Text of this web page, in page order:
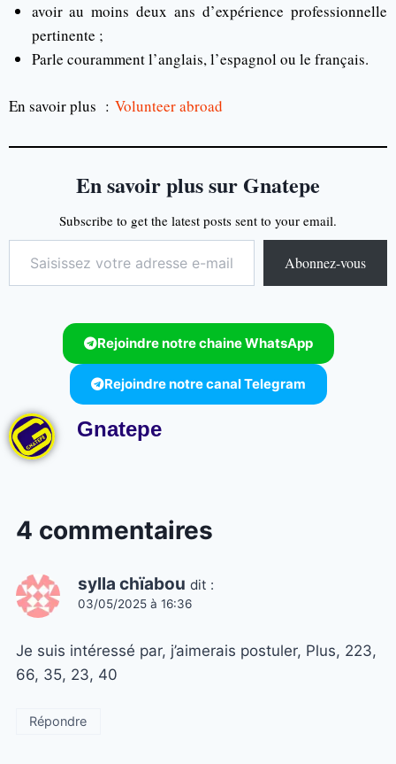
avoir au moins deux ans d’expérience professionnelle
pertinente ;
Parle couramment l’anglais, l’espagnol ou le français.
En savoir plus : Volunteer abroad
En savoir plus sur Gnatepe
Subscribe to get the latest posts sent to your email.
Abonnez-vous
Rejoindre notre chaine WhatsApp
Rejoindre notre canal Telegram
Gnatepe
4 commentaires
sylla chïabou dit :
03/05/2025 à 16:36
Je suis intéressé par, j’aimerais postuler, Plus, 223,
66, 35, 23, 40
Répondre